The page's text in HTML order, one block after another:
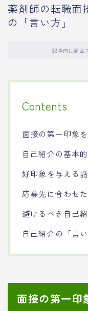
薬剤師の転職面
の「言い方」
記事内に商品
Contents
面接の第一印象
自己紹介の基本
好印象を与える
応募先に合わせ
避けるべき自己
自己紹介の「言
面接の第一印